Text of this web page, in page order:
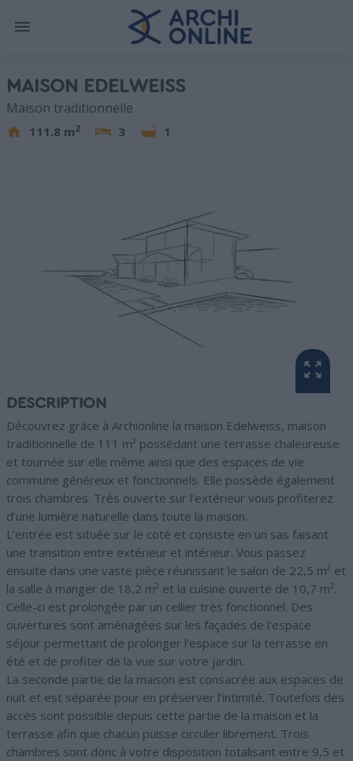
MAISON EDELWEISS
Maison traditionnelle
111.8 m2 3 1
DESCRIPTION
Découvrez grâce à Archionline la maison Edelweiss, maison
traditionnelle de 111 m² possédant une terrasse chaleureuse
et tournée sur elle même ainsi que des espaces de vie
commune généreux et fonctionnels. Elle possède également
trois chambres. Très ouverte sur l’extérieur vous profiterez
d’une lumière naturelle dans toute la maison.
L’entrée est située sur le coté et consiste en un sas faisant
une transition entre extérieur et intérieur. Vous passez
ensuite dans une vaste pièce réunissant le salon de 22,5 m² et
la salle à manger de 18,2 m² et la cuisine ouverte de 10,7 m².
Celle-ci est prolongée par un cellier très fonctionnel. Des
ouvertures sont aménagées sur les façades de l’espace
séjour permettant de prolonger l’espace sur la terrasse en
été et de profiter de la vue sur votre jardin.
La seconde partie de la maison est consacrée aux espaces de
nuit et est séparée pour en préserver l’intimité. Toutefois des
accès sont possible depuis cette partie de la maison et la
terrasse afin que chacun puisse circuler librement. Trois
chambres sont donc à votre disposition totalisant entre 9,5 et